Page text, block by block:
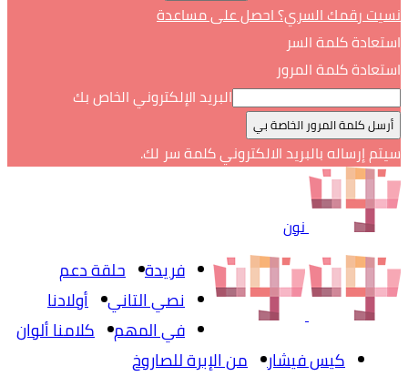
نسيت رقمك السري؟ احصل على مساعدة
استعادة كلمة السر
استعادة كلمة المرور
البريد الإلكتروني الخاص بك
سيتم إرساله بالبريد الالكتروني كلمة سر لك.
نون
فريدة
حلقة دعم
نصي التاني
أولادنا
في المهم
كلامنا ألوان
كيس فيشار
من الإبرة للصاروخ